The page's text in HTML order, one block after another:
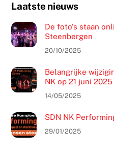
Laatste nieuws
De foto’s staan
Steenbergen
20/10/2025
Belangrijke
NK op 21 juni 2025
14/05/2025
SDN NK
29/01/2025